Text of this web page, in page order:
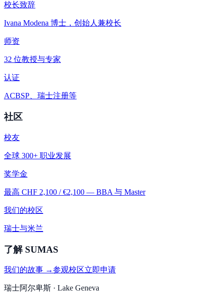
校长致辞
Ivana Modena 博士，创始人兼校长
师资
32 位教授与专家
认证
ACBSP、瑞士注册等
社区
校友
全球 300+ 职业发展
奖学金
最高 CHF 2,100 / €2,100 — BBA 与 Master
我们的校区
瑞士与米兰
了解 SUMAS
我们的故事 →参观校区立即申请
瑞士阿尔卑斯 · Lake Geneva